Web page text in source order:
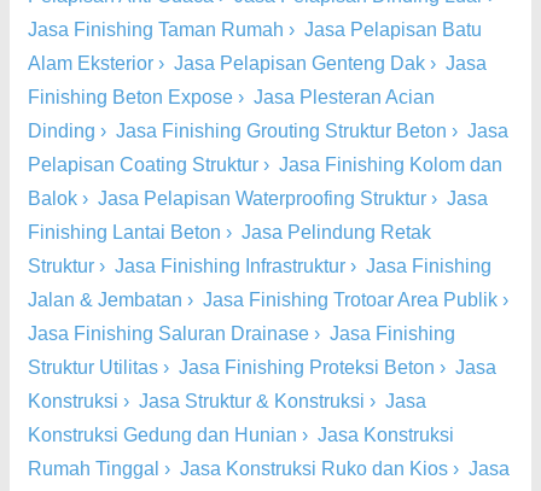
Jasa Finishing Taman Rumah › Jasa Pelapisan Batu
Alam Eksterior › Jasa Pelapisan Genteng Dak › Jasa
Finishing Beton Expose › Jasa Plesteran Acian
Dinding › Jasa Finishing Grouting Struktur Beton › Jasa
Pelapisan Coating Struktur › Jasa Finishing Kolom dan
Balok › Jasa Pelapisan Waterproofing Struktur › Jasa
Finishing Lantai Beton › Jasa Pelindung Retak
Struktur › Jasa Finishing Infrastruktur › Jasa Finishing
Jalan & Jembatan › Jasa Finishing Trotoar Area Publik ›
Jasa Finishing Saluran Drainase › Jasa Finishing
Struktur Utilitas › Jasa Finishing Proteksi Beton › Jasa
Konstruksi › Jasa Struktur & Konstruksi › Jasa
Konstruksi Gedung dan Hunian › Jasa Konstruksi
Rumah Tinggal › Jasa Konstruksi Ruko dan Kios › Jasa